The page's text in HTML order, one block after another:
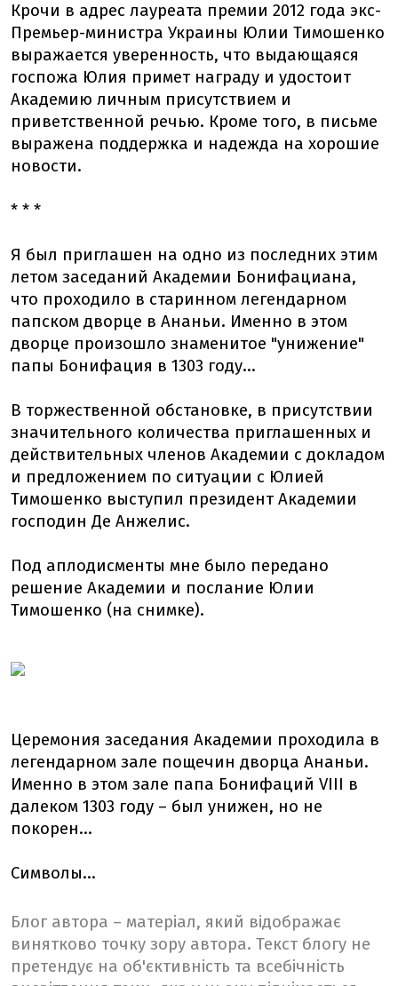
Крочи в адрес лауреата премии 2012 года экс-
Премьер-министра Украины Юлии Тимошенко
выражается уверенность, что выдающаяся
госпожа Юлия примет награду и удостоит
Академию личным присутствием и
приветственной речью. Кроме того, в письме
выражена поддержка и надежда на хорошие
новости.
* * *
Я был приглашен на одно из последних этим
летом заседаний Академии Бонифациана,
что проходило в старинном легендарном
папском дворце в Ананьи. Именно в этом
дворце произошло знаменитое "унижение"
папы Бонифация в 1303 году...
В торжественной обстановке, в присутствии
значительного количества приглашенных и
действительных членов Академии с докладом
и предложением по ситуации с Юлией
Тимошенко выступил президент Академии
господин Де Анжелис.
Под аплодисменты мне было передано
решение Академии и послание Юлии
Тимошенко (на снимке).
Церемония заседания Академии проходила в
легендарном зале пощечин дворца Ананьи.
Именно в этом зале папа Бонифаций VIII в
далеком 1303 году – был унижен, но не
покорен...
Символы...
Блог автора – матеріал, який відображає
винятково точку зору автора. Текст блогу не
претендує на об'єктивність та всебічність